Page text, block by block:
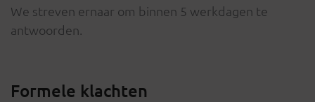
We streven ernaar om binnen 5 werkdagen te
antwoorden.
Formele klachten